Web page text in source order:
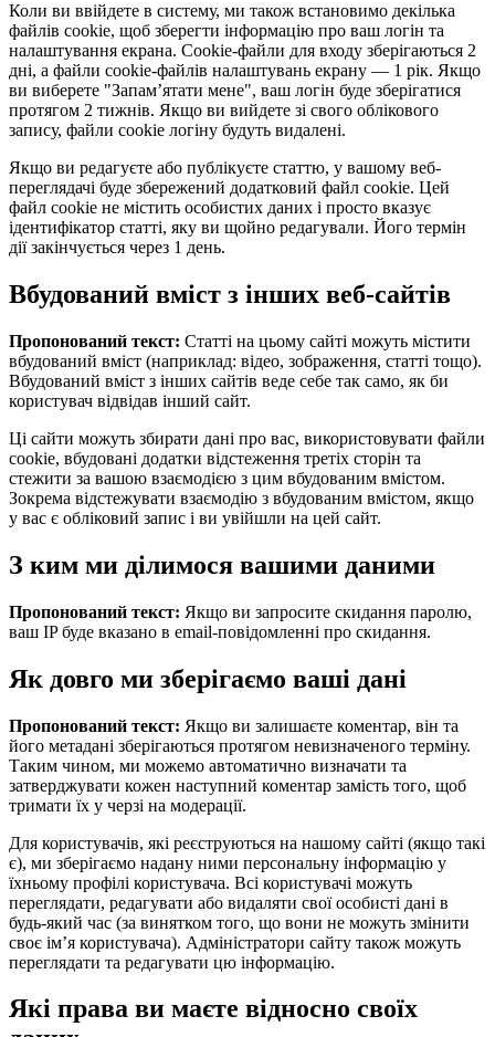
Коли ви ввійдете в систему, ми також встановимо декілька
файлів cookie, щоб зберегти інформацію про ваш логін та
налаштування екрана. Cookie-файли для входу зберігаються 2
дні, а файли cookie-файлів налаштувань екрану — 1 рік. Якщо
ви виберете "Запам’ятати мене", ваш логін буде зберігатися
протягом 2 тижнів. Якщо ви вийдете зі свого облікового
запису, файли cookie логіну будуть видалені.
Якщо ви редагуєте або публікуєте статтю, у вашому веб-
переглядачі буде збережений додатковий файл cookie. Цей
файл cookie не містить особистих даних і просто вказує
ідентифікатор статті, яку ви щойно редагували. Його термін
дії закінчується через 1 день.
Вбудований вміст з інших веб-сайтів
Пропонований текст: Статті на цьому сайті можуть містити
вбудований вміст (наприклад: відео, зображення, статті тощо).
Вбудований вміст з інших сайтів веде себе так само, як би
користувач відвідав інший сайт.
Ці сайти можуть збирати дані про вас, використовувати файли
cookie, вбудовані додатки відстеження третіх сторін та
стежити за вашою взаємодією з цим вбудованим вмістом.
Зокрема відстежувати взаємодію з вбудованим вмістом, якщо
у вас є обліковий запис і ви увійшли на цей сайт.
З ким ми ділимося вашими даними
Пропонований текст: Якщо ви запросите скидання паролю,
ваш IP буде вказано в email-повідомленні про скидання.
Як довго ми зберігаємо ваші дані
Пропонований текст: Якщо ви залишаєте коментар, він та
його метадані зберігаються протягом невизначеного терміну.
Таким чином, ми можемо автоматично визначати та
затверджувати кожен наступний коментар замість того, щоб
тримати їх у черзі на модерації.
Для користувачів, які реєструються на нашому сайті (якщо такі
є), ми зберігаємо надану ними персональну інформацію у
їхньому профілі користувача. Всі користувачі можуть
переглядати, редагувати або видаляти свої особисті дані в
будь-який час (за винятком того, що вони не можуть змінити
своє ім’я користувача). Адміністратори сайту також можуть
переглядати та редагувати цю інформацію.
Які права ви маєте відносно своїх